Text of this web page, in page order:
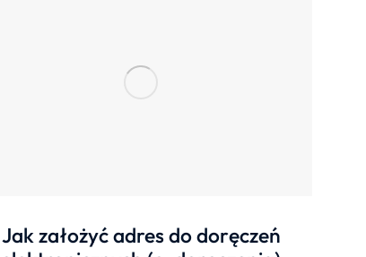
Jak założyć adres do doręczeń